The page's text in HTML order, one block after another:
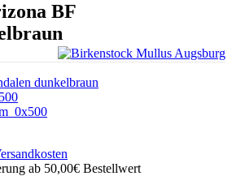
BF
ab 50,00€ Bestellwert